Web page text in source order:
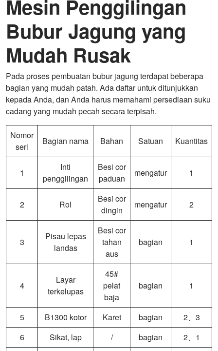
Mesin Penggilingan
Bubur Jagung yang
Mudah Rusak
Pada proses pembuatan bubur jagung terdapat beberapa
bagian yang mudah patah. Ada daftar untuk ditunjukkan
kepada Anda, dan Anda harus memahami persediaan suku
cadang yang mudah pecah secara terpisah.
Nomor
seri
Bagian nama Bahan Satuan Kuantitas
1
Inti
penggilingan
Besi cor
paduan
mengatur 1
2 Rol
Besi cor
dingin
mengatur 2
3
Pisau lepas
landas
Besi cor
tahan
aus
bagian 1
4
Layar
terkelupas
45#
pelat
baja
bagian 1
5 B1300 kotor Karet bagian
2、3
6
Sikat, lap / bagian 2、1